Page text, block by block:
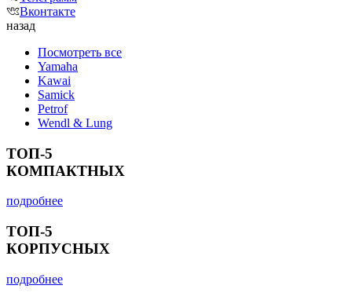
Вконтакте
назад
Посмотреть все
Yamaha
Kawai
Samick
Petrof
Wendl & Lung
ТОП-5
КОМПАКТНЫХ
подробнее
ТОП-5
КОРПУСНЫХ
подробнее